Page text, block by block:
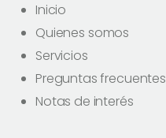
Inicio
Quienes somos
Servicios
Preguntas frecuentes
Notas de interés